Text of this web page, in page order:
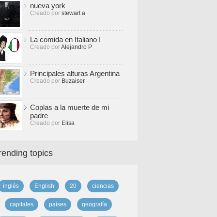
nueva york
Creado por stewart a
La comida en Italiano I
Creado porAlejandro P
Principales alturas Argentina
Creado por Buzaiser
Coplas a la muerte de mi
padre
Creado por Elisa
topics
inglés English 20 ciencias
capitales países geografía